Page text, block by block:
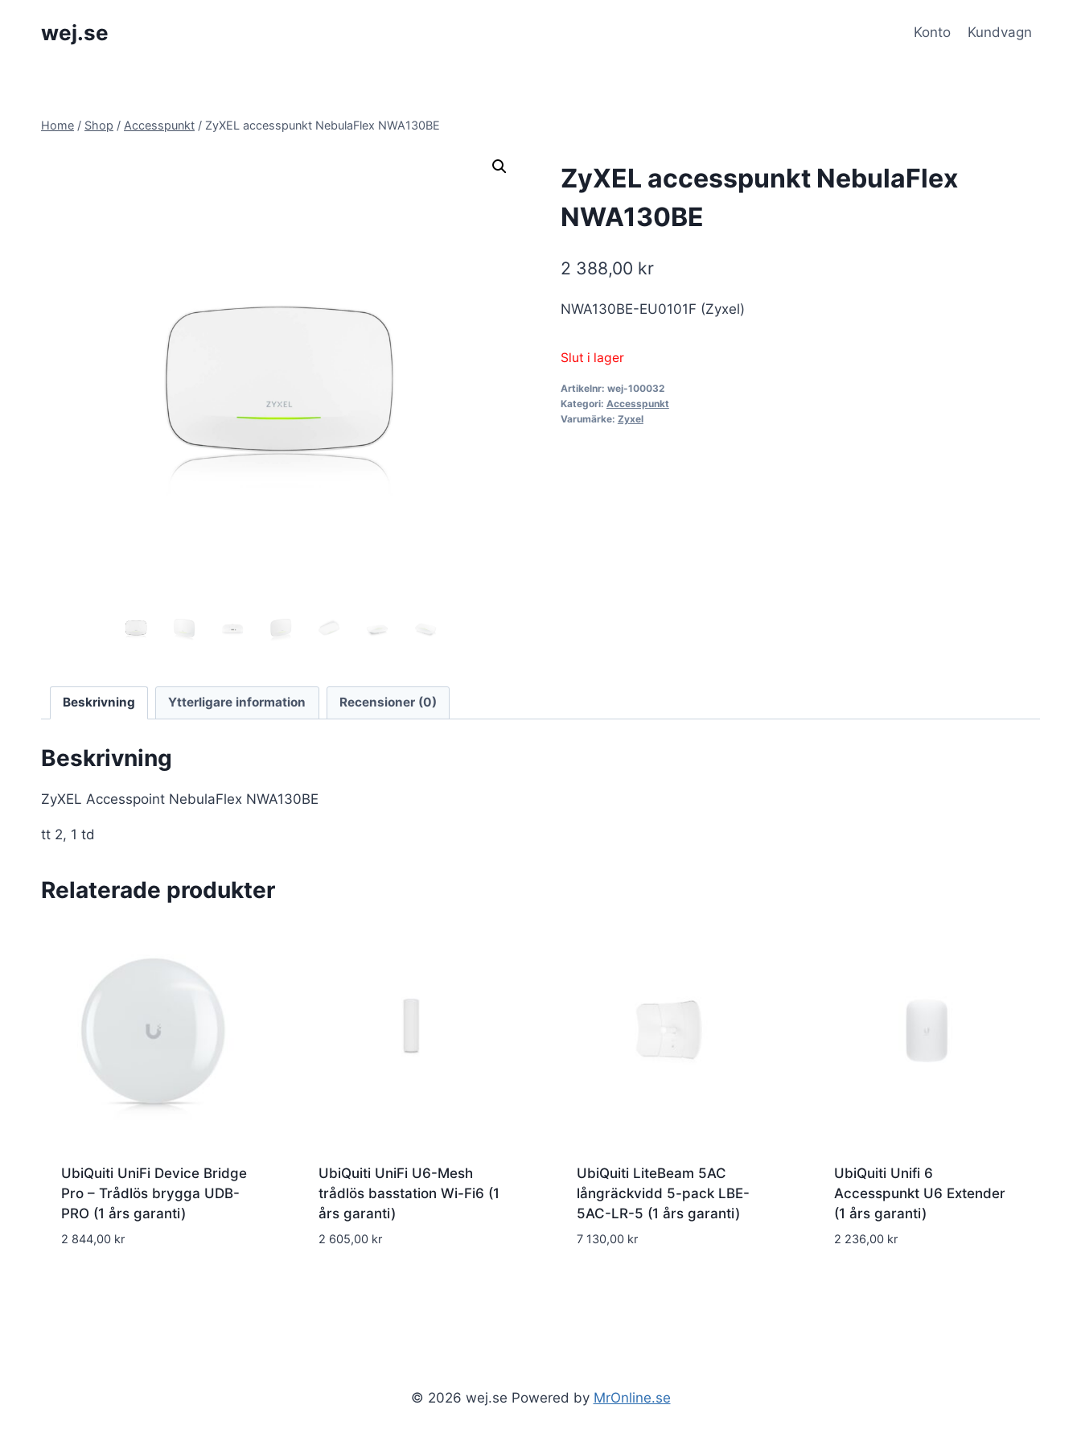
wej.se Konto Kundvagn
Home / Shop / Accesspunkt / ZyXEL accesspunkt NebulaFlex NWA130BE
ZyXEL accesspunkt NebulaFlex
NWA130BE
2 388,00 kr
NWA130BE-EU0101F (Zyxel)
Slut i lager
Artikelnr: wej-100032
Kategori: Accesspunkt
Varumärke: Zyxel
Beskrivning Ytterligare information Recensioner (0)
Beskrivning
ZyXEL Accesspoint NebulaFlex NWA130BE
tt 2, 1 td
Relaterade produkter
UbiQuiti UniFi Device Bridge
Pro – Trådlös brygga UDB-
PRO (1 års garanti)
2 844,00 kr
UbiQuiti UniFi U6-Mesh
trådlös basstation Wi-Fi6 (1
års garanti)
2 605,00 kr
UbiQuiti LiteBeam 5AC
långräckvidd 5-pack LBE-
5AC-LR-5 (1 års garanti)
7 130,00 kr
UbiQuiti Unifi 6
Accesspunkt U6 Extender
(1 års garanti)
2 236,00 kr
© 2026 wej.se Powered by MrOnline.se